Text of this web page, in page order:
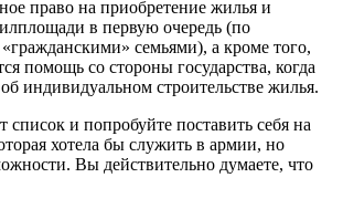
право на приобретение жилья и
в первую очередь (по
семьями), а кроме того,
помощь со стороны государства, когда
об индивидуальном строительстве жилья.
список и попробуйте поставить себя на
хотела бы служить в армии, но
Вы действительно думаете, что